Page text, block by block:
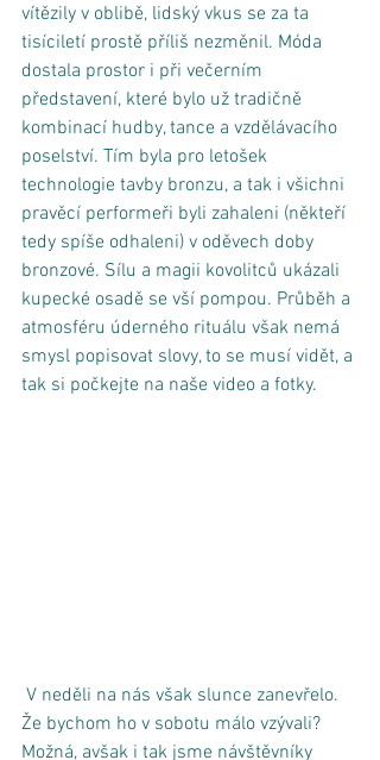
vítězily v oblibě, lidský vkus se za ta
tisíciletí prostě příliš nezměnil. Móda
dostala prostor i při večerním
představení, které bylo už tradičně
kombinací hudby, tance a vzdělávacího
poselství. Tím byla pro letošek
technologie tavby bronzu, a tak i všichni
pravěcí performeři byli zahaleni (někteří
tedy spíše odhaleni) v oděvech doby
bronzové. Sílu a magii kovolitců ukázali
kupecké osadě se vší pompou. Průběh a
atmosféru úderného rituálu však nemá
smysl popisovat slovy, to se musí vidět, a
tak si počkejte na naše video a fotky.
Že bychom ho v sobotu málo vzývali?
Možná, avšak i tak jsme návštěvníky